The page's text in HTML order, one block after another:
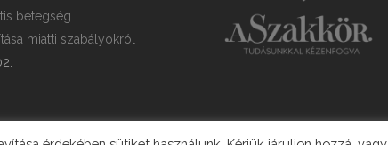
betegség
miatti szabályokról